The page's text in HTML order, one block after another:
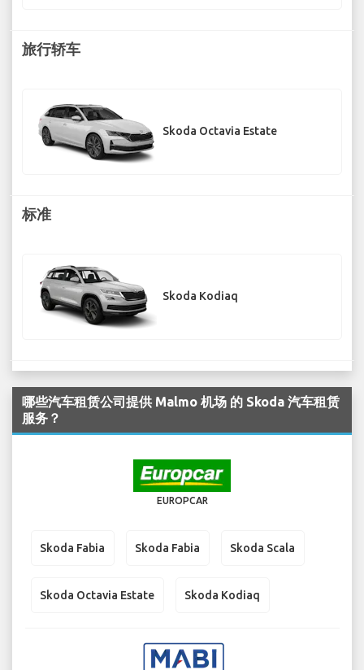
旅行轿车
Skoda Octavia Estate
标准
Skoda Kodiaq
哪些汽车租赁公司提供 Malmo 机场 的 Skoda 汽车租赁
服务？
EUROPCAR
Skoda Fabia Skoda Fabia Skoda Scala
Skoda Octavia Estate Skoda Kodiaq